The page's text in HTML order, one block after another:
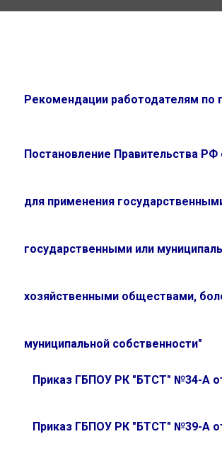
Рекомендации работодателям по
Постановление Правительства
для применения
государственными или
хозяйственными обществами,
муниципальной собственности"
Приказ ГБПОУ РК "БТСТ" №34-А
Приказ ГБПОУ РК "БТСТ" №39-А